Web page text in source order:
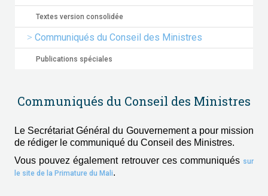
Textes version consolidée
Communiqués du Conseil des Ministres
Publications spéciales
Communiqués du Conseil des Ministres
Le Secrétariat Général du Gouvernement a pour mission
de rédiger le communiqué du Conseil des Ministres.
Vous pouvez également retrouver ces communiqués sur
le site de la Primature du Mali.